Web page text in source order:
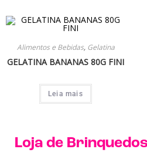
Alimentos e Bebidas, Gelatina
GELATINA BANANAS 80G FINI
Leia mais
Loja de